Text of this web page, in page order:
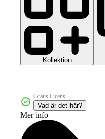
Kollektion
Gratis Licens
Vad är det här?
Mer info